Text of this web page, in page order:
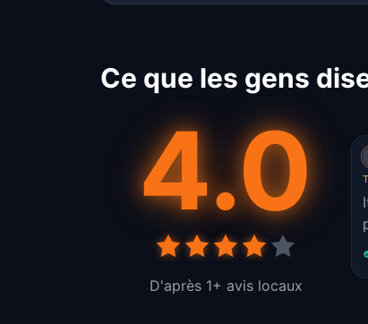
Ce que les gens
4.0
D'après 1+ avis locaux